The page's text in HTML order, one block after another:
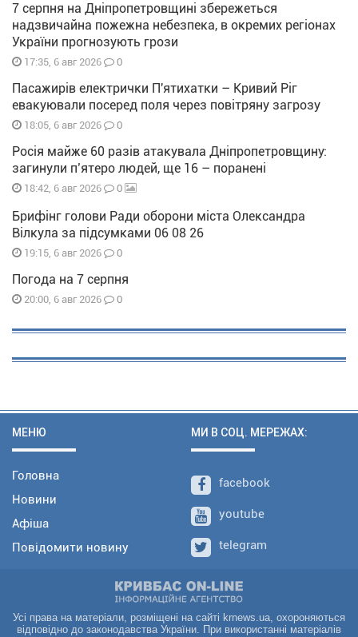
7 серпня на Дніпропетровщині збережеться
надзвичайна пожежна небезпека, в окремих регіонах
України прогнозують грози
17:35, 6 авг 2026 0
Пасажирів електрички П'ятихатки – Кривий Ріг
евакуювали посеред поля через повітряну загрозу
18:05, 6 авг 2026 0
Росія майже 60 разів атакувала Дніпропетровщину:
загинули п’ятеро людей, ще 16 – поранені
18:42, 6 авг 2026 0
Брифінг голови Ради оборони міста Олександра
Вілкула за підсумками 06 08 26
19:15, 6 авг 2026 0
Погода на 7 серпня
20:00, 6 авг 2026 0
МЕНЮ
Головна
Новини
Афіша
Повідомити новину
МИ В СОЦ. МЕРЕЖАХ:
facebook
youtube
telegram
Усі права на матеріали, розміщені на сайті krnews.ua, охороняються
відповідно до законодавства України. При використанні матеріалів